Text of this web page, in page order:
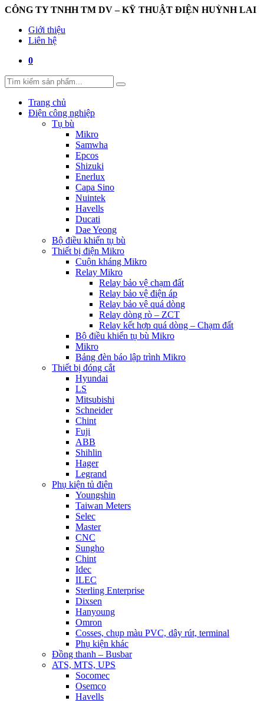
CÔNG TY TNHH TM DV – KỸ THUẬT ĐIỆN HUỲNH LAI
Giới thiệu
Liên hệ
0
Trang chủ
Điện công nghiệp
Tụ bù
Mikro
Samwha
Epcos
Shizuki
Enerlux
Capa Sino
Nuintek
Havells
Ducati
Dae Yeong
Bộ điều khiển tụ bù
Thiết bị điện Mikro
Cuộn kháng Mikro
Relay Mikro
Relay bảo vệ chạm đất
Relay bảo vệ điện áp
Relay bảo vệ quá dòng
Relay dòng rò – ZCT
Relay kết hợp quá dòng – Chạm đất
Bộ điều khiển tụ bù Mikro
Mikro
Bảng đèn báo lập trình Mikro
Thiết bị đóng cắt
Hyundai
LS
Mitsubishi
Schneider
Chint
Fuji
ABB
Shihlin
Hager
Legrand
Phụ kiện tủ điện
Youngshin
Taiwan Meters
Selec
Master
CNC
Sungho
Chint
Idec
ILEC
Sterling Enterprise
Dixsen
Hanyoung
Omron
Cosses, chụp màu PVC, dây rút, terminal
Phụ kiện khác
Đồng thanh – Busbar
ATS, MTS, UPS
Socomec
Osemco
Havells